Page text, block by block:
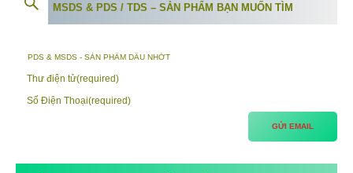
MSDS & PDS / TDS – SẢN PHẨM BẠN MUỐN TÌM
Thư điện tử(required)
Số Điện Thoại(required)
GỬI EMAIL